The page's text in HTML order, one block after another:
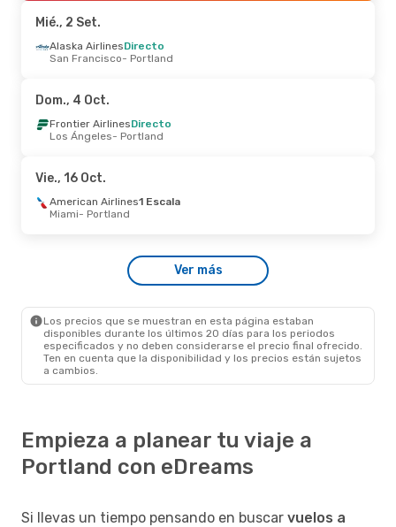
Portland- San José
Jue., 24 Set.- Dom., 27 Set.
Frontier Airlines
Portland- Dallas
Alaska Airlines
Orlando- Portland
Frontier Airlines1 Escala
Portland- Orlando
- Mar., 1 Set.
2 Escalas
Mié., 2 Set.
Alaska AirlinesDirecto
San Francisco- Portland
Dom., 4 Oct.
Frontier AirlinesDirecto
Los Ángeles- Portland
Vie., 16 Oct.
American Airlines1 Escala
Miami- Portland
Ver más
Los precios que se muestran en esta página estaban
disponibles durante los últimos 20 días para los periodos
especificados y no deben considerarse el precio final ofrecido.
Ten en cuenta que la disponibilidad y los precios están sujetos
a cambios.
Empieza a planear tu viaje a
Portland con eDreams
Si llevas un tiempo pensando en buscar vuelos a